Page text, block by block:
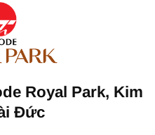
Royal Park, Kim
Đức